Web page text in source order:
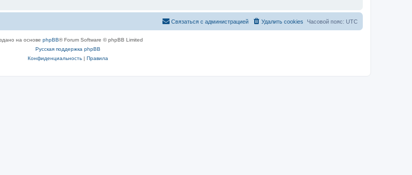
Часовой пояс: UTC
Удалить cookies
Связаться с администрацией
на основе phpBB® Forum Software © phpBB Limited
Русская поддержка phpBB
Конфиденциальность| Правила